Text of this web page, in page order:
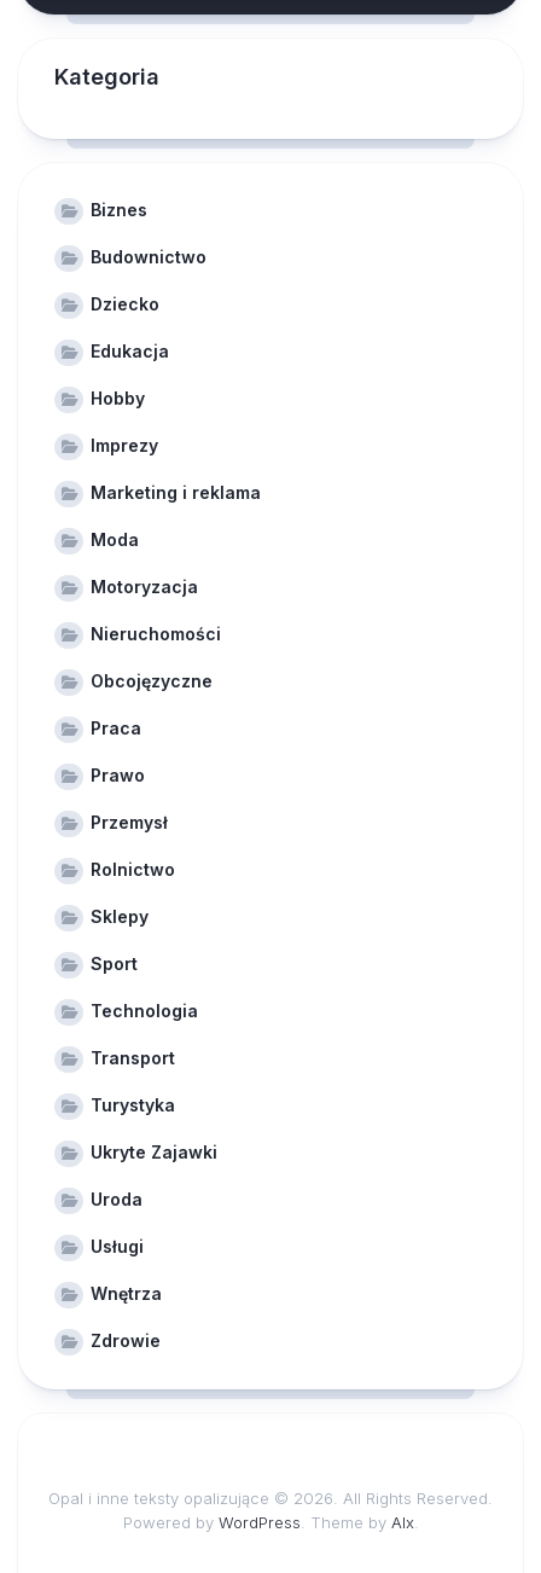
Kategoria
Biznes
Budownictwo
Dziecko
Edukacja
Hobby
Imprezy
Marketing i reklama
Moda
Motoryzacja
Nieruchomości
Obcojęzyczne
Praca
Prawo
Przemysł
Rolnictwo
Sklepy
Sport
Technologia
Transport
Turystyka
Ukryte Zajawki
Uroda
Usługi
Wnętrza
Zdrowie
Opal i inne teksty opalizujące © 2026. All Rights Reserved.
Powered by WordPress . Theme by Alx